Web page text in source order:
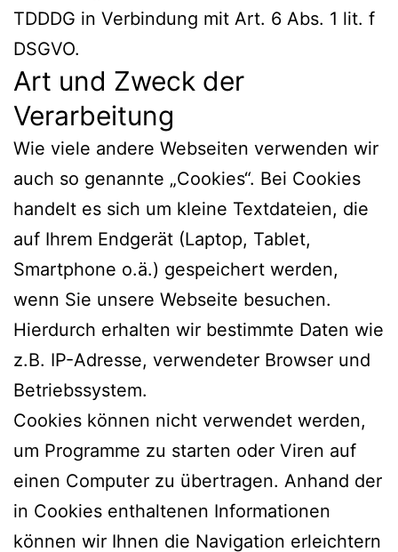
TDDDG in Verbindung mit Art. 6 Abs. 1 lit. f
DSGVO.
Art und Zweck der
Verarbeitung
Wie viele andere Webseiten verwenden wir
auch so genannte „Cookies“. Bei Cookies
handelt es sich um kleine Textdateien, die
auf Ihrem Endgerät (Laptop, Tablet,
Smartphone o.ä.) gespeichert werden,
wenn Sie unsere Webseite besuchen.
Hierdurch erhalten wir bestimmte Daten wie
z.B. IP-Adresse, verwendeter Browser und
Betriebssystem.
Cookies können nicht verwendet werden,
um Programme zu starten oder Viren auf
einen Computer zu übertragen. Anhand der
in Cookies enthaltenen Informationen
können wir Ihnen die Navigation erleichtern